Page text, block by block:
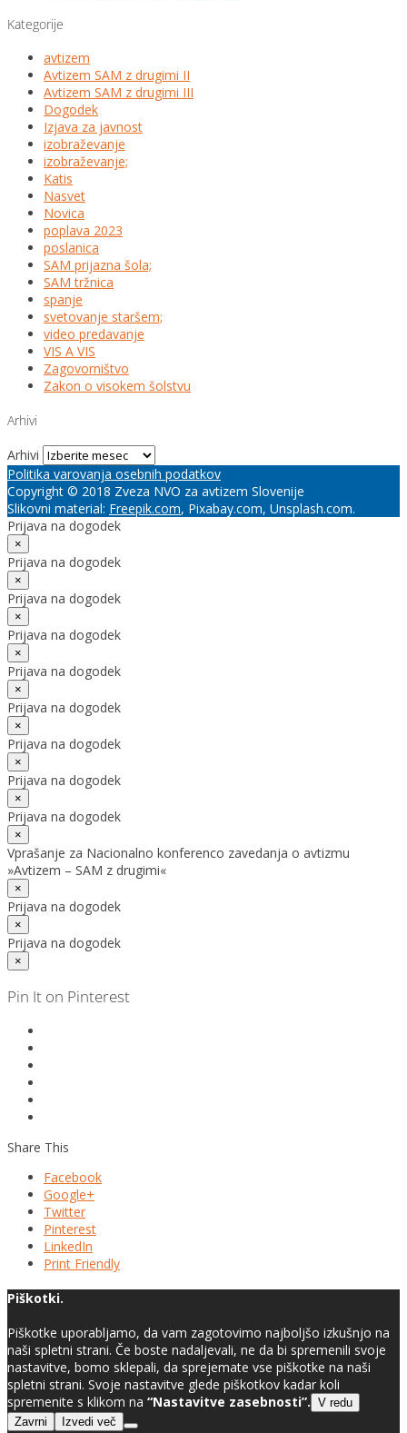
Kategorije
avtizem
Avtizem SAM z drugimi II
Avtizem SAM z drugimi III
Dogodek
Izjava za javnost
izobraževanje
izobraževanje;
Katis
Nasvet
Novica
poplava 2023
poslanica
SAM prijazna šola;
SAM tržnica
spanje
svetovanje staršem;
video predavanje
VIS A VIS
Zagovorništvo
Zakon o visokem šolstvu
Arhivi
Arhivi
Politika varovanja osebnih podatkov
Copyright © 2018 Zveza NVO za avtizem Slovenije
Slikovni material: Freepik.com, Pixabay.com, Unsplash.com.
Prijava na dogodek
×
Prijava na dogodek
×
Prijava na dogodek
×
Prijava na dogodek
×
Prijava na dogodek
×
Prijava na dogodek
×
Prijava na dogodek
×
Prijava na dogodek
×
Prijava na dogodek
×
Vprašanje za Nacionalno konferenco zavedanja o avtizmu
»Avtizem – SAM z drugimi«
×
Prijava na dogodek
×
Prijava na dogodek
×
Pin It on Pinterest
Share This
Facebook
Google+
Twitter
Pinterest
LinkedIn
Print Friendly
Piškotki.
Piškotke uporabljamo, da vam zagotovimo najboljšo izkušnjo na
naši spletni strani. Če boste nadaljevali, ne da bi spremenili svoje
nastavitve, bomo sklepali, da sprejemate vse piškotke na naši
spletni strani. Svoje nastavitve glede piškotkov kadar koli
spremenite s klikom na “Nastavitve zasebnosti”. V redu
Zavrni
Izvedi več